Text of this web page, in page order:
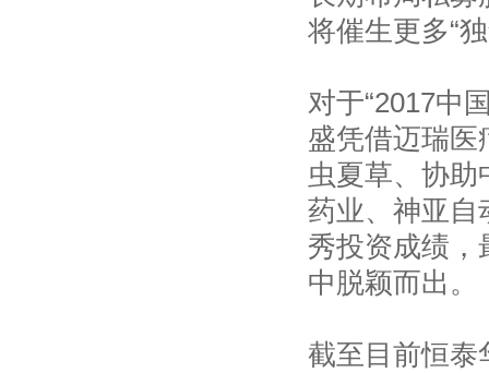
将催生更多“
对于“2017中
盛凭借迈瑞医
虫夏草、协
药业、神亚自
秀投资成绩，
中脱颖而出。
截至目前恒泰